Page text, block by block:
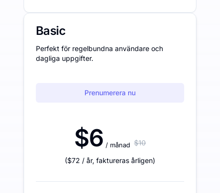
Basic
Perfekt för regelbundna användare och
dagliga uppgifter.
Prenumerera nu
$6 / månad $10
($72 / år, faktureras årligen)